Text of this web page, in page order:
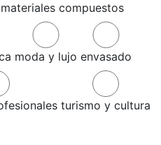
compuestos
moda y lujo envasado
turismo y cultura